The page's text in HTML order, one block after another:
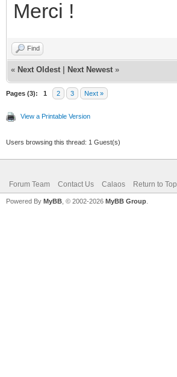
Merci !
Find
« Next Oldest Next Newest »
Pages (3): 1 2 3 Next »
View a Printable Version
Users browsing this thread: 1 Guest(s)
Forum Team Contact Us Calaos Return to Top
Powered By MyBB , © 2002-2026 MyBB Group